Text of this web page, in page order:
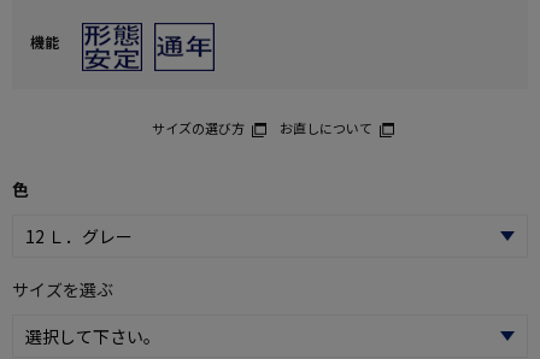
機能
サイズの選び方 お直しについて
色
サイズを選ぶ